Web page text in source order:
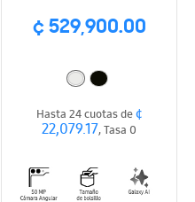
¢ 529,900.00
Hasta 24 cuotas de¢
22,079.17, Tasa 0